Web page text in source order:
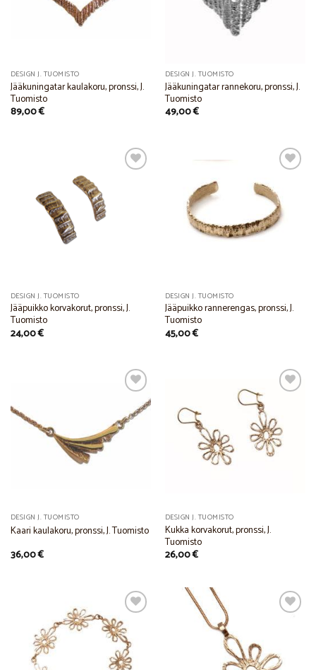
DESIGN J. TUOMISTO
Jääkuningatar kaulakoru, pronssi, J.
Tuomisto
89,00€
DESIGN J. TUOMISTO
Jääkuningatar rannekoru, pronssi, J.
Tuomisto
49,00€
DESIGN J. TUOMISTO
Jääpuikko korvakorut, pronssi, J.
Tuomisto
24,00€
Add to
Wishlist
DESIGN J. TUOMISTO
Jääpuikko rannerengas, pronssi, J.
Tuomisto
45,00€
Add to
Wishlist
DESIGN J. TUOMISTO
Kaari kaulakoru, pronssi, J. Tuomisto
36,00€
Add to
Wishlist
DESIGN J. TUOMISTO
Kukka korvakorut, pronssi, J.
Tuomisto
26,00€
Add to
Wishlist Wishlist